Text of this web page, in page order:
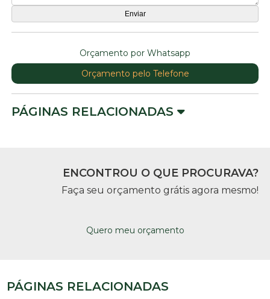
Orçamento por Whatsapp
Orçamento pelo Telefone
PÁGINAS RELACIONADAS
ENCONTROU O QUE PROCURAVA?
Faça seu orçamento grátis agora mesmo!
Quero meu orçamento
PÁGINAS RELACIONADAS